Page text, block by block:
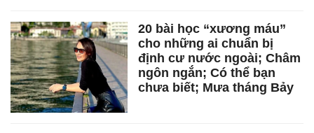
20 bài học “xương máu”
cho những ai chuẩn bị
định cư nước ngoài; Châm
ngôn ngắn; Có thể bạn
chưa biết; Mưa tháng Bảy